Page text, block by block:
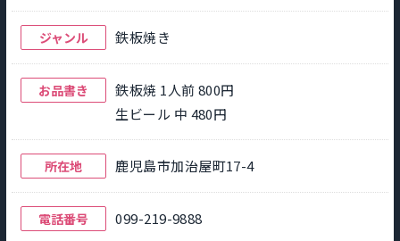
ジャンル 鉄板焼き
お品書き
鉄板焼 1人前 800円
生ビール 中 480円
所在地 鹿児島市加治屋町17-4
電話番号 099-219-9888